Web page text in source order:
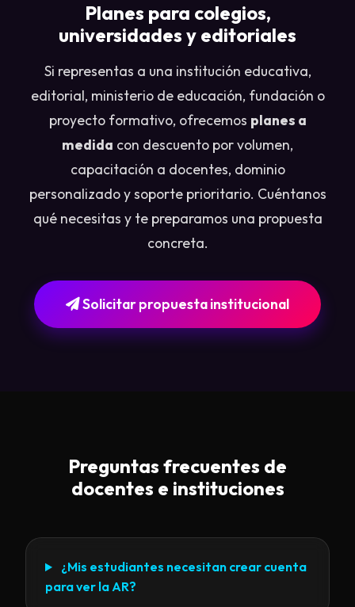
Planes para colegios,
universidades y editoriales
Si representas a una institución educativa,
editorial, ministerio de educación, fundación o
proyecto formativo, ofrecemos planes a
medida con descuento por volumen,
capacitación a docentes, dominio
personalizado y soporte prioritario. Cuéntanos
qué necesitas y te preparamos una propuesta
concreta.
Solicitar propuesta institucional
Preguntas frecuentes de
docentes e instituciones
¿Mis estudiantes necesitan crear cuenta
para ver la AR?